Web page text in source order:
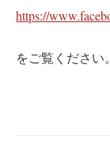
https://
をご覧ください。